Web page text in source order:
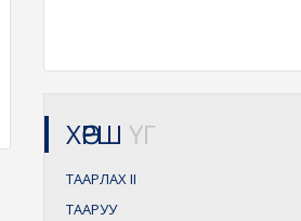
ХӨРШ ҮГ
ТААРЛАХII
ТААРУУ